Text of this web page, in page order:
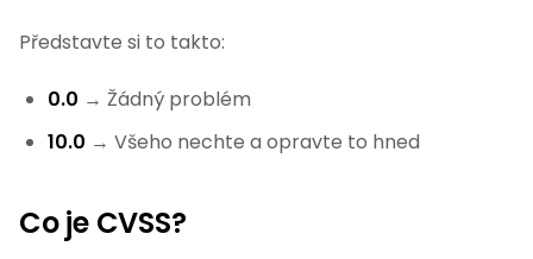
Představte si to takto:
0.0 → Žádný problém
10.0 → Všeho nechte a opravte to hned
Co je CVSS?